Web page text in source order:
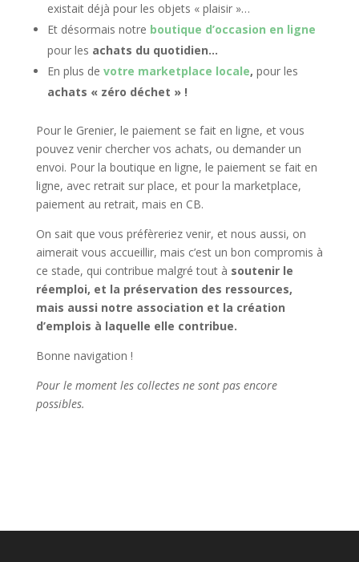
existait déjà pour les objets « plaisir »…
Et désormais notre boutique d’occasion en ligne
pour les achats du quotidien…
En plus de votre marketplace locale, pour les
achats « zéro déchet » !
Pour le Grenier, le paiement se fait en ligne, et vous
pouvez venir chercher vos achats, ou demander un
envoi. Pour la boutique en ligne, le paiement se fait en
ligne, avec retrait sur place, et pour la marketplace,
paiement au retrait, mais en CB.
On sait que vous préfèreriez venir, et nous aussi, on
aimerait vous accueillir, mais c’est un bon compromis à
ce stade, qui contribue malgré tout à soutenir le
réemploi, et la préservation des ressources,
mais aussi notre association et la création
d’emplois à laquelle elle contribue.
Bonne navigation !
Pour le moment les collectes ne sont pas encore
possibles.